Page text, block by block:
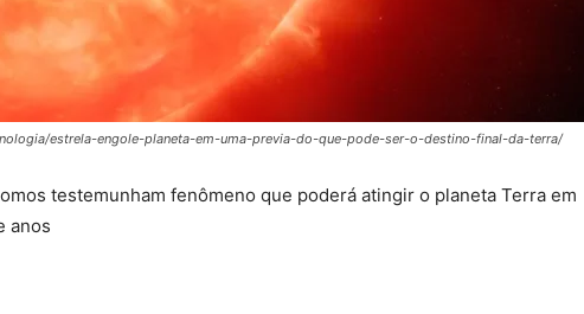
estrela-engole-planeta-em-uma-previa-do-que-pode-ser-o-destino-final-da-terra/
testemunham fenômeno que poderá atingir o planeta Terra em
anos